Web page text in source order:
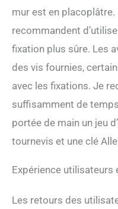
mur est en
recommandent
fixation plus sûre. Les
des vis fournies,
avec les fixations. Je
suffisamment de
portée de main un jeu
tournevis et une clé
Expérience utilisateurs
Les retours des